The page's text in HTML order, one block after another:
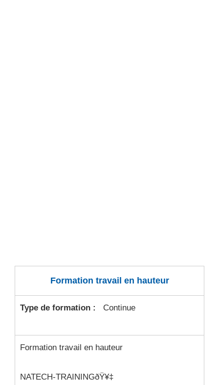
Formation travail en hauteur
Type de formation : Continue
Formation travail en hauteur
NATECH-TRAININGðŸ¥‡